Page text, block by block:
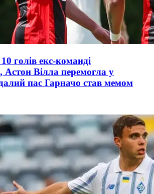
голів екс-команді
Астон Вілла перемогла у
пас Гарначо став мемом